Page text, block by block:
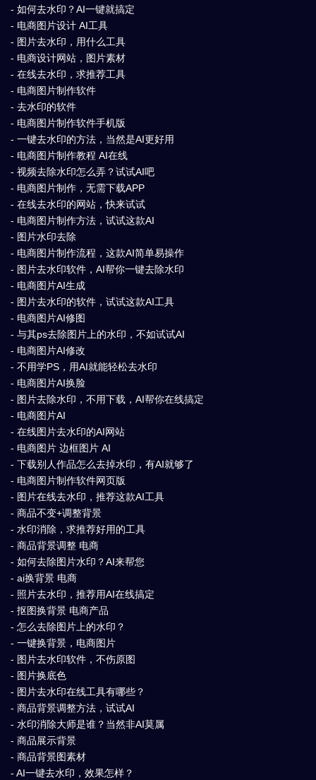
- 如何去水印？AI一键就搞定
- 电商图片设计 AI工具
- 图片去水印，用什么工具
- 电商设计网站，图片素材
- 在线去水印，求推荐工具
- 电商图片制作软件
- 去水印的软件
- 电商图片制作软件手机版
- 一键去水印的方法，当然是AI更好用
- 电商图片制作教程 AI在线
- 视频去除水印怎么弄？试试AI吧
- 电商图片制作，无需下载APP
- 在线去水印的网站，快来试试
- 电商图片制作方法，试试这款AI
- 图片水印去除
- 电商图片制作流程，这款AI简单易操作
- 图片去水印软件，AI帮你一键去除水印
- 电商图片AI生成
- 图片去水印的软件，试试这款AI工具
- 电商图片AI修图
- 与其ps去除图片上的水印，不如试试AI
- 电商图片AI修改
- 不用学PS，用AI就能轻松去水印
- 电商图片AI换脸
- 图片去除水印，不用下载，AI帮你在线搞定
- 电商图片AI
- 在线图片去水印的AI网站
- 电商图片 边框图片 AI
- 下载别人作品怎么去掉水印，有AI就够了
- 电商图片制作软件网页版
- 图片在线去水印，推荐这款AI工具
- 商品不变+调整背景
- 水印消除，求推荐好用的工具
- 商品背景调整 电商
- 如何去除图片水印？AI来帮您
- ai换背景 电商
- 照片去水印，推荐用AI在线搞定
- 抠图换背景 电商产品
- 怎么去除图片上的水印？
- 一键换背景，电商图片
- 图片去水印软件，不伤原图
- 图片换底色
- 图片去水印在线工具有哪些？
- 商品背景调整方法，试试AI
- 水印消除大师是谁？当然非AI莫属
- 商品展示背景
- 商品背景图素材
- AI一键去水印，效果怎样？